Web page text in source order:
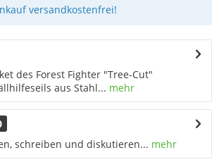
versandkostenfrei!
des Forest Fighter "Tree-Cut"
aus Stahl... mehr
schreiben und diskutieren... mehr